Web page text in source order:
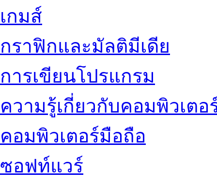
เกมส์
กราฟิกและมัลติมีเดีย
การเขียนโปรแกรม
ความรู้เกี่ยวกับคอมพิวเตอ
คอมพิวเตอร์มือถือ
ซอฟท์แวร์